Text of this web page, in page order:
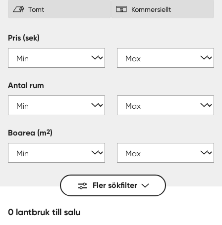
Tomt Kommersiellt
Pris (sek)
Antal rum
Boarea (m2)
Fler sökfilter
0 lantbruk till salu